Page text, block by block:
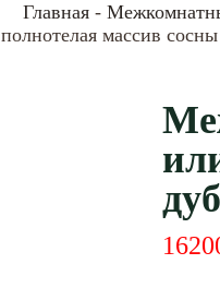
Главная -
полнотелая массив
дуб